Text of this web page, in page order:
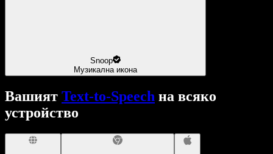
Snoop
Музикална икона
Вашият Text-to-Speech на всяко
устройство